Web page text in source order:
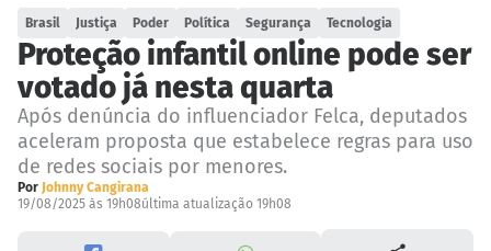
Brasil Justiça Poder Política Segurança Tecnologia
Proteção infantil online pode ser
votado já nesta quarta
Após denúncia do influenciador Felca, deputados
aceleram proposta que estabelece regras para uso
de redes sociais por menores.
Por Johnny Cangirana
19/08/2025 às 19h08última atualização 19h08